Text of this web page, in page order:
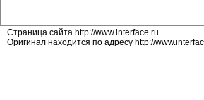
Страница сайта http://www.interface.ru
Оригинал находится по адресу http://